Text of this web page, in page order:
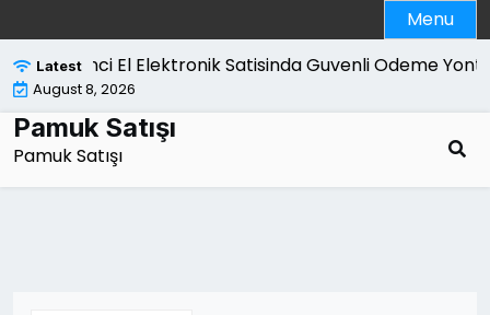
to
content
Menu
Latest
İkinci El Elektronik Satisinda Guvenli Odeme
August 8, 2026
Pamuk Satışı
Pamuk Satışı